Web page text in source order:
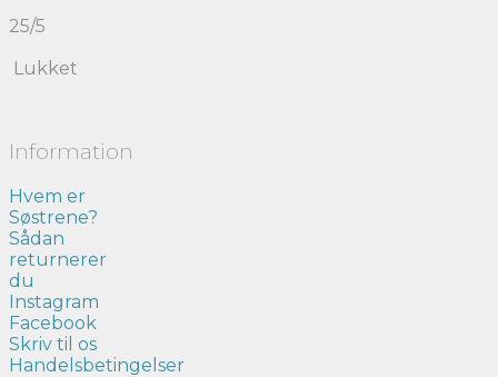
25/5
Lukket
Information
Hvem er
Søstrene?
Sådan
returnerer
du
Instagram
Facebook
Skriv til os
Handelsbetingelser